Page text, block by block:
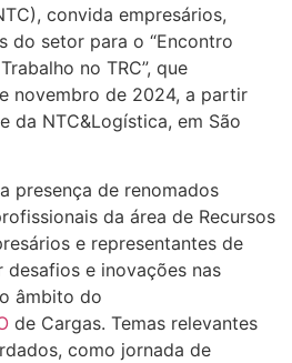
convida empresários,
do setor para o “Encontro
no TRC”, que
novembro de 2024, a partir
da NTC&Logística, em São
presença de renomados
da área de Recursos
e representantes de
e inovações nas
âmbito do
de Cargas. Temas relevantes
como jornada de